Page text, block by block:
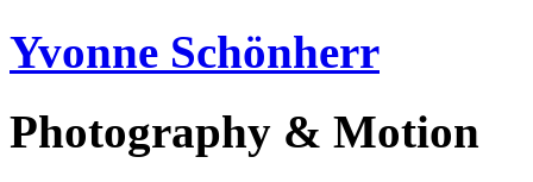
Yvonne Schönherr
Photography & Motion